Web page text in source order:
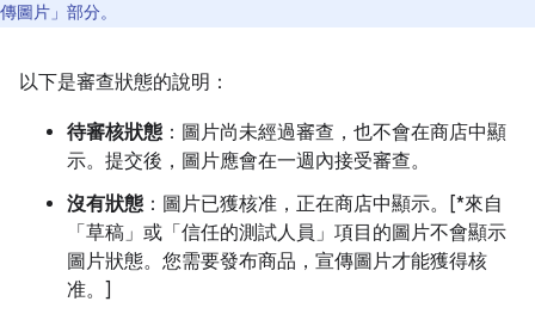
傳圖片」部分。
以下是審查狀態的說明：
待審核狀態：圖片尚未經過審查，也不會在商店中顯
示。提交後，圖片應會在一週內接受審查。
沒有狀態：圖片已獲核准，正在商店中顯示。[*來自
「草稿」或「信任的測試人員」項目的圖片不會顯示
圖片狀態。您需要發布商品，宣傳圖片才能獲得核
准。]